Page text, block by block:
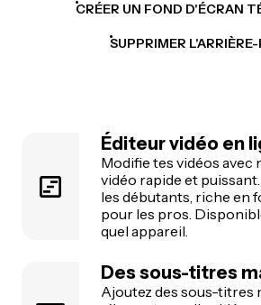
CRÉER UN FOND D'ÉCRAN
SUPPRIMER
Éditeur vidéo en
Modifie tes vidéos
vidéo rapide et
les débutants, riche en
pour les pros.
quel appareil.
Des sous-titres
Ajoutez des sous-titres